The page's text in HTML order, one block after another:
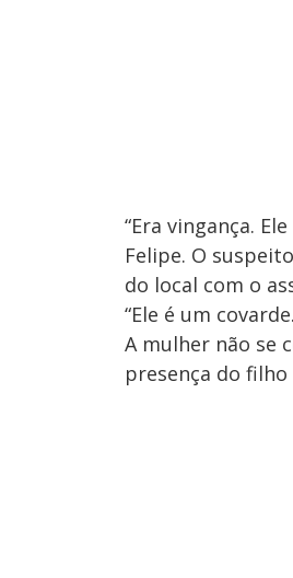
“Era vingança.
Felipe. O
do local com o
“Ele é um
A mulher não se
presença do